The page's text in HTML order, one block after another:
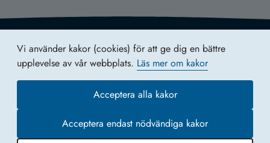
Vi använder kakor (cookies) för att ge dig en bättre
upplevelse av vår webbplats. Läs mer om kakor
Acceptera alla kakor
Acceptera endast nödvändiga kakor
Utveckla verksamhet
Nationella minoriteter